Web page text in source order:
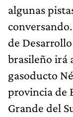
algunas
de
brasileño irá
gasoducto
provincia de
Grande del